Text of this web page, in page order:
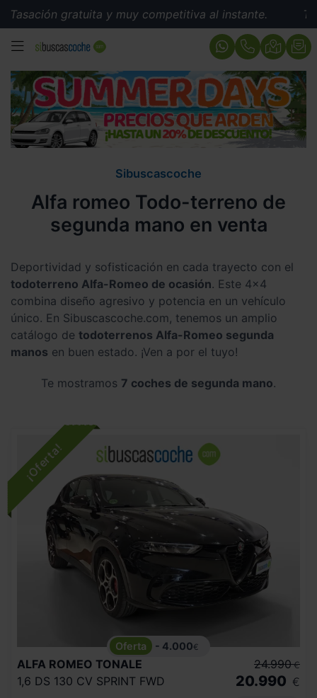
gratuita y muy competitiva al instante.
MENÚ
Sibuscascoche
Alfa romeo Todo-terreno de
segunda mano en venta
Deportividad y sofisticación en cada trayecto con el
todoterreno Alfa-Romeo de ocasión. Este 4x4
combina diseño agresivo y potencia en un vehículo
único. En Sibuscascoche.com, tenemos un amplio
catálogo de todoterrenos Alfa-Romeo segunda
manos en buen estado. ¡Ven a por el tuyo!
Te mostramos 7 coches de segunda mano.
- 4.000€
ALFA ROMEO TONALE
1,6 DS 130 CV SPRINT FWD
24.990 €
20.990 €